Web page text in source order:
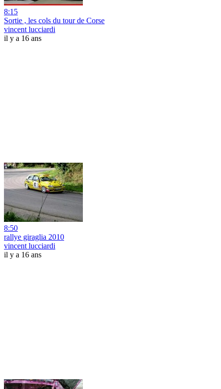
8:15
Sortie , les cols du tour de Corse
vincent lucciardi
il y a 16 ans
8:50
rallye giraglia 2010
vincent lucciardi
il y a 16 ans